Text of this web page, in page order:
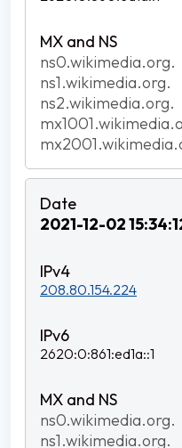
ns0.wikimedia.org.
ns1.wikimedia.org.
ns2.wikimedia.org.
2021-12-02
208.80.154.224
2620:0:861:ed1a::1
ns0.wikimedia.org.
ns1.wikimedia.org.